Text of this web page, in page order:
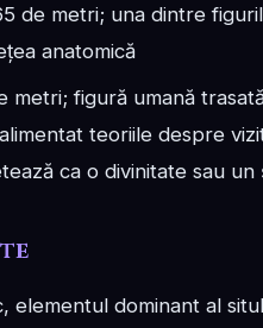
de metri; una dintre
anatomică
figură umană
teoriile despre
ca o divinitate sau un
elementul dominant al